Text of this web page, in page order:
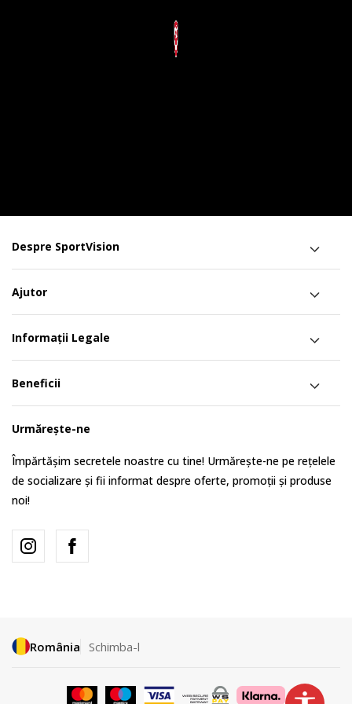
Despre SportVision
Ajutor
Informații Legale
Beneficii
Urmărește-ne
Împărtășim secretele noastre cu tine! Urmărește-ne pe rețelele
de socializare și fii informat despre oferte, promoții și produse
noi!
România Schimba-l